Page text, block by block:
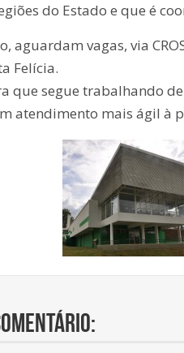
do Estado e que é
aguardam vagas, via
Felícia.
que segue trabalhando
atendimento mais ágil à